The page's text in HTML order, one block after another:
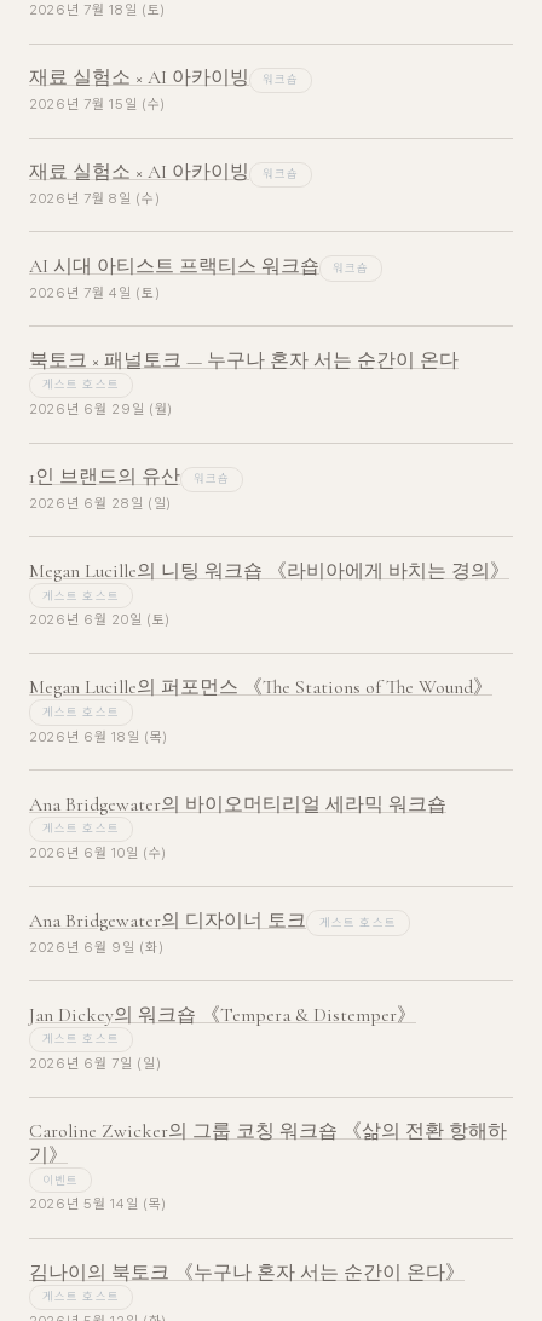
2026년 7월 18일 (토)
재료 실험소 × AI 아카이빙 워크숍
2026년 7월 15일 (수)
재료 실험소 × AI 아카이빙 워크숍
2026년 7월 8일 (수)
AI 시대 아티스트 프랙티스 워크숍 워크숍
2026년 7월 4일 (토)
북토크 × 패널토크 — 누구나 혼자 서는 순간이 온다
게스트 호스트
2026년 6월 29일 (월)
1인 브랜드의 유산 워크숍
2026년 6월 28일 (일)
Megan Lucille의 니팅 워크숍 《라비아에게 바치는 경의》
게스트 호스트
2026년 6월 20일 (토)
Megan Lucille의 퍼포먼스 《The Stations of The Wound》
게스트 호스트
2026년 6월 18일 (목)
Ana Bridgewater의 바이오머티리얼 세라믹 워크숍
게스트 호스트
2026년 6월 10일 (수)
Ana Bridgewater의 디자이너 토크 게스트 호스트
2026년 6월 9일 (화)
Jan Dickey의 워크숍 《Tempera & Distemper》
게스트 호스트
2026년 6월 7일 (일)
Caroline Zwicker의 그룹 코칭 워크숍 《삶의 전환 항해하
기》
이벤트
2026년 5월 14일 (목)
김나이의 북토크 《누구나 혼자 서는 순간이 온다》
게스트 호스트